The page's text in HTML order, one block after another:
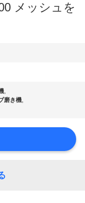
メッシュを
,
磨き機,